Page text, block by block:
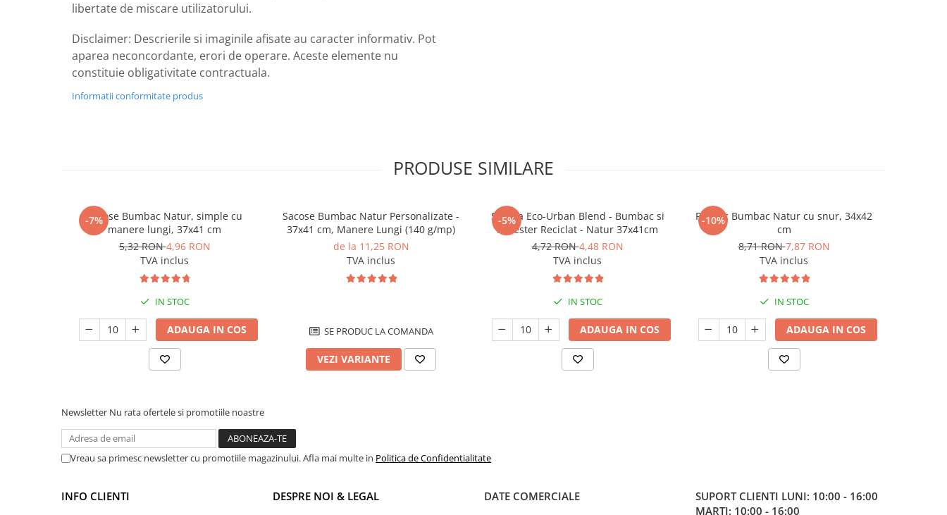
libertate de miscare utilizatorului.
Disclaimer: Descrierile si imaginile afisate au caracter informativ. Pot
aparea neconcordante, erori de operare. Aceste elemente nu
constituie obligativitate contractuala.
Informatii conformitate produs
PRODUSE SIMILARE
-7%
Sacose Bumbac Natur, simple cu
manere lungi, 37x41 cm
5,32 RON4,96 RON
TVA inclus
IN STOC
ADAUGA IN COS
Sacose Bumbac Natur Personalizate -
37x41 cm, Manere Lungi (140 g/mp)
de la 11,25 RON
TVA inclus
SE PRODUC LA COMANDA
VEZI VARIANTE
-5%
Sacosa Eco-Urban Blend - Bumbac si
Poliester Reciclat - Natur 37x41cm
4,72 RON4,48 RON
TVA inclus
IN STOC
ADAUGA IN COS
-10%
Rucsac Bumbac Natur cu snur, 34x42
cm
8,71 RON7,87 RON
TVA inclus
IN STOC
ADAUGA IN COS
Newsletter Nu rata ofertele si promotiile noastre
Vreau sa primesc newsletter cu promotiile magazinului. Afla mai multe in Politica de Confidentialitate
INFO CLIENTI DESPRE NOI & LEGAL DATE COMERCIALE SUPORT CLIENTI LUNI: 10:00 - 16:00
MARTI: 10:00 - 16:00